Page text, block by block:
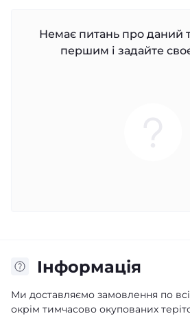
Немає питань про даний
першим і задайте
Iнформація
Ми доставляємо замовлення по
окрім тимчасово окупованих